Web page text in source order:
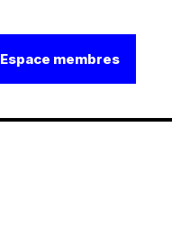
Espace membres